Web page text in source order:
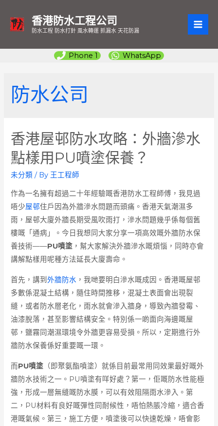
香港防水工程公司
防水工程 防水打針 風水轉運 抓漏水 天花防漏
Phone 1 WhatsApp
防水公司
香港屋邨防水攻略：外牆滲水
點樣用PU噴塗保養？
未分類 / By 王工程師
作為一名擁有超過二十年經驗嘅香港防水工程師傅，我見過
唔少屋邨住戶因為外牆滲水問題而頭痛。香港天氣潮濕多
雨，屋邨大廈外牆長期受風吹雨打，滲水問題幾乎係每個舊
樓嘅「通病」。今日我想同大家分享一項高效嘅外牆防水保
養技術——PU噴塗 ，幫大家解決外牆滲水嘅煩惱，同時亦會
講解點樣用呢種方法延長大廈壽命。
首先，講到外牆防水 ，我哋要明白滲水嘅成因。香港嘅屋邨
多數係混凝土結構，隨住時間推移，混凝土表面會出現裂
縫，或者防水層老化，雨水就會滲入牆身，導致內牆發霉、
油漆脫落，甚至影響結構安全。特別係一啲面向海邊嘅屋
邨，鹽霧同潮濕環境令外牆更容易受損。所以，定期進行外
牆防水保養係好重要嘅一環。
而PU噴塗 （即聚氨酯噴塗）就係目前最常用同效果最好嘅外
牆防水技術之一。PU噴塗有咩好處？第一，佢嘅防水性能極
強，形成一層無縫嘅防水膜，可以有效阻隔雨水滲入。第
二，PU材料有良好嘅彈性同耐候性，唔怕熱脹冷縮，適合香
港嘅氣候。第三，施工方便，噴塗後可以快速乾燥，唔會影